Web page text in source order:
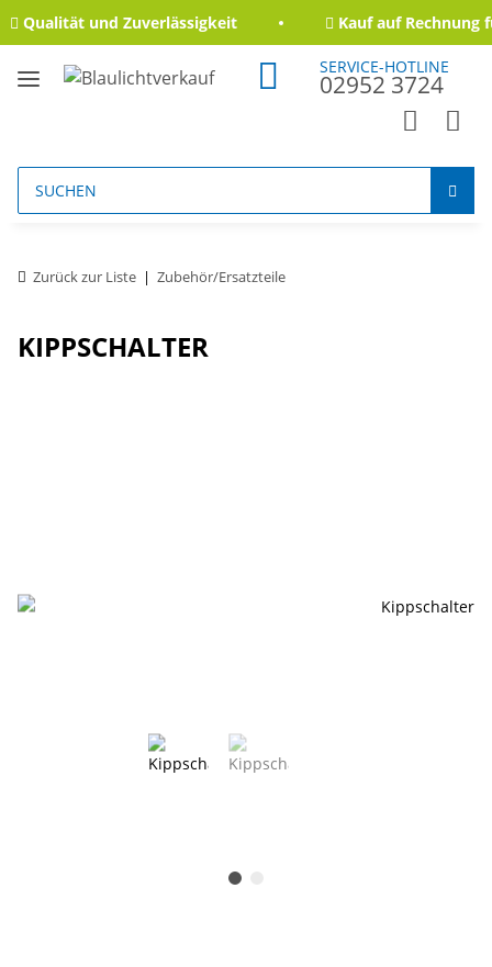
Qualität und Zuverlässigkeit Kauf auf Rechnung
SERVICE-HOTLINE
02952 3724
Zurück zur Liste Zubehör/Ersatzteile
KIPPSCHALTER